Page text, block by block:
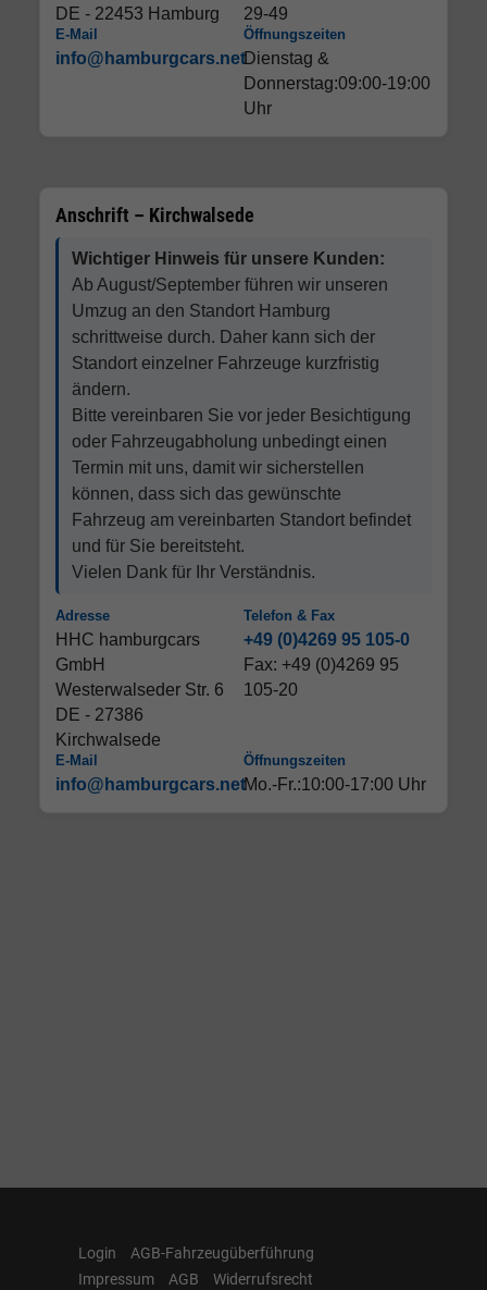
DE - 22453 Hamburg
29-49
E-Mail
info@hamburgcars.net
Öffnungszeiten
Dienstag &
Donnerstag:09:00-19:00
Uhr
Anschrift – Kirchwalsede
Wichtiger Hinweis für unsere Kunden:
Ab August/September führen wir unseren
Umzug an den Standort Hamburg
schrittweise durch. Daher kann sich der
Standort einzelner Fahrzeuge kurzfristig
ändern.
Bitte vereinbaren Sie vor jeder Besichtigung
oder Fahrzeugabholung unbedingt einen
Termin mit uns, damit wir sicherstellen
können, dass sich das gewünschte
Fahrzeug am vereinbarten Standort befindet
und für Sie bereitsteht.
Vielen Dank für Ihr Verständnis.
Adresse
HHC hamburgcars
GmbH
Westerwalseder Str. 6
DE - 27386
Kirchwalsede
Telefon & Fax
+49 (0)4269 95 105-0
Fax: +49 (0)4269 95
105-20
E-Mail
info@hamburgcars.net
Öffnungszeiten
Mo.-Fr.:10:00-17:00 Uhr
Login
AGB-Fahrzeugüberführung
Impressum
AGB
Widerrufsrecht